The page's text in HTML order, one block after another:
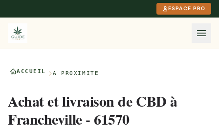
ESPACE PRO
ACCUEIL À PROXIMITÉ
Achat et livraison de CBD à
Francheville - 61570